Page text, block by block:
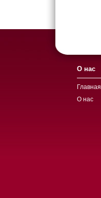
О нас
Главная
О нас